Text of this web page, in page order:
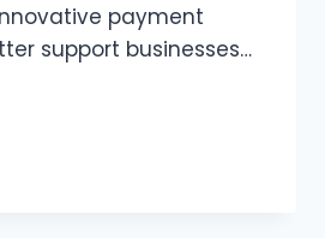
payment
support businesses…